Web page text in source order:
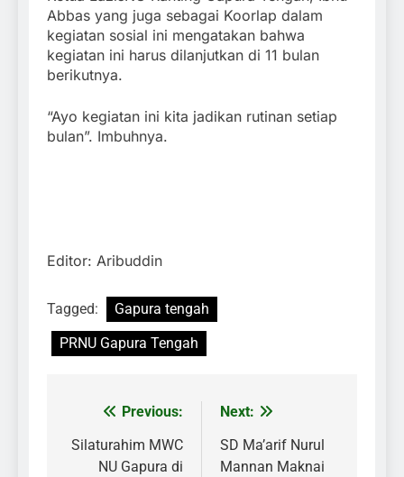
Abbas yang juga sebagai Koorlap dalam
kegiatan sosial ini mengatakan bahwa
kegiatan ini harus dilanjutkan di 11 bulan
berikutnya.
“Ayo kegiatan ini kita jadikan rutinan setiap
bulan”. Imbuhnya.
Editor: Aribuddin
Tagged:
Gapura tengah
PRNU Gapura Tengah
Navigasi
pos
Previous:
Silaturahim MWC
NU Gapura di
Next:
SD Ma’arif Nurul
Mannan Maknai